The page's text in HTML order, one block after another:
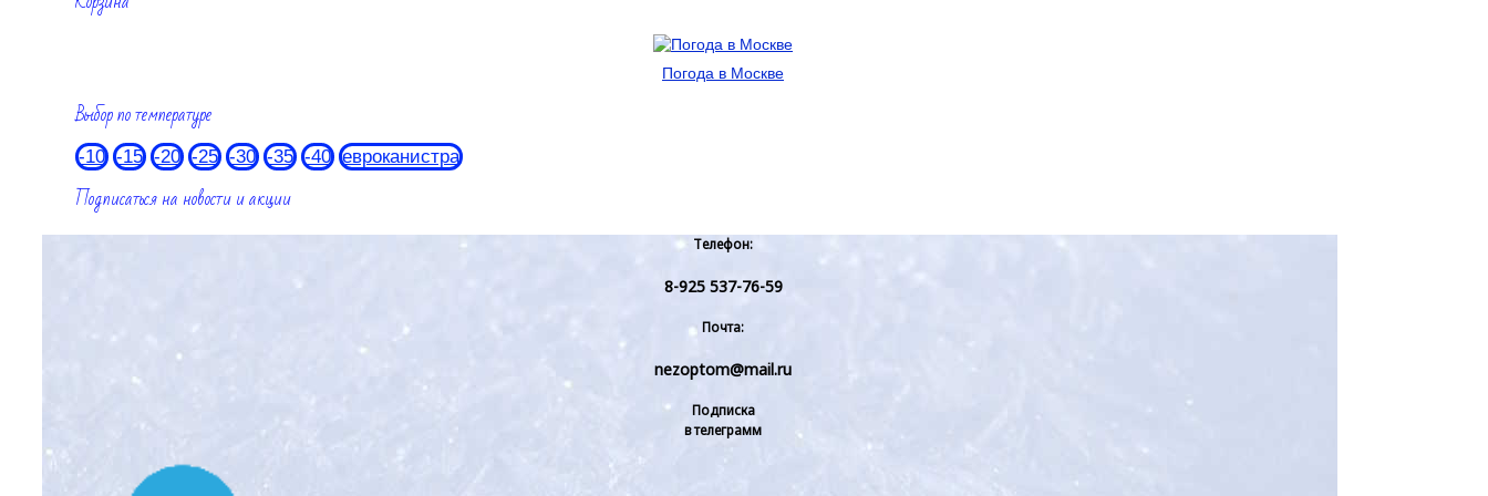
Погода в Москве
Выбор по температуре
-10 -15 -20 -25 -30 -35 -40 евроканистра
Подписаться на новости и акции
Телефон:
8-925 537-76-59
Почта:
nezoptom@mail.ru
Подписка
в телеграмм